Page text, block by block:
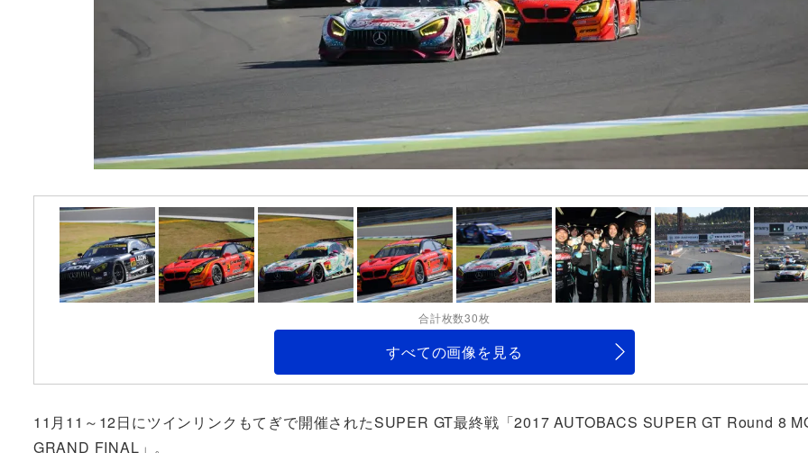
合計枚数30枚
すべての画像を見る
11月11～12日にツインリンクもてぎで開催されたSUPER GT最終戦「2017 AUTOBACS SUPER GT Round 8
GRAND FINAL」。